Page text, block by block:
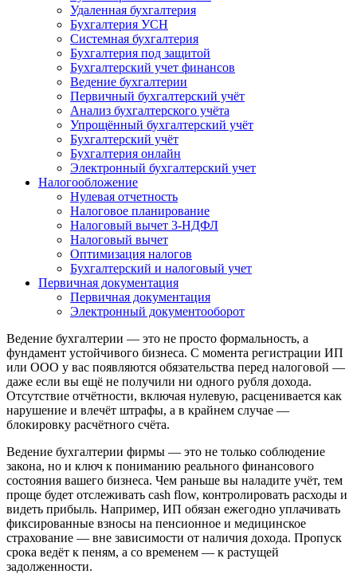
Удаленная бухгалтерия
Бухгалтерия УСН
Системная бухгалтерия
Бухгалтерия под защитой
Бухгалтерский учет финансов
Ведение бухгалтерии
Первичный бухгалтерский учёт
Анализ бухгалтерского учёта
Упрощённый бухгалтерский учёт
Бухгалтерский учёт
Бухгалтерия онлайн
Электронный бухгалтерский учет
Налогообложение
Нулевая отчетность
Налоговое планирование
Налоговый вычет 3-НДФЛ
Налоговый вычет
Оптимизация налогов
Бухгалтерский и налоговый учет
Первичная документация
Первичная документация
Электронный документооборот
Ведение бухгалтерии — это не просто формальность, а
фундамент устойчивого бизнеса. С момента регистрации ИП
или ООО у вас появляются обязательства перед налоговой —
даже если вы ещё не получили ни одного рубля дохода.
Отсутствие отчётности, включая нулевую, расценивается как
нарушение и влечёт штрафы, а в крайнем случае —
блокировку расчётного счёта.
Ведение бухгалтерии фирмы — это не только соблюдение
закона, но и ключ к пониманию реального финансового
состояния вашего бизнеса. Чем раньше вы наладите учёт, тем
проще будет отслеживать cash flow, контролировать расходы и
видеть прибыль. Например, ИП обязан ежегодно уплачивать
фиксированные взносы на пенсионное и медицинское
страхование — вне зависимости от наличия дохода. Пропуск
срока ведёт к пеням, а со временем — к растущей
задолженности.